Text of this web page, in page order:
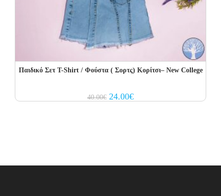
Παιδικό Σετ Τ-Shirt / Φούστα ( Σορτς) Κορίτσι– New College
40.00€ Original
price
24.00€Current
price